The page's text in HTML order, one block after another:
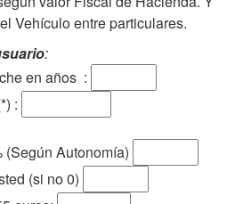
Vehículo entre particulares.
:
en años :
:
(Según Autonomía)
(si no 0)